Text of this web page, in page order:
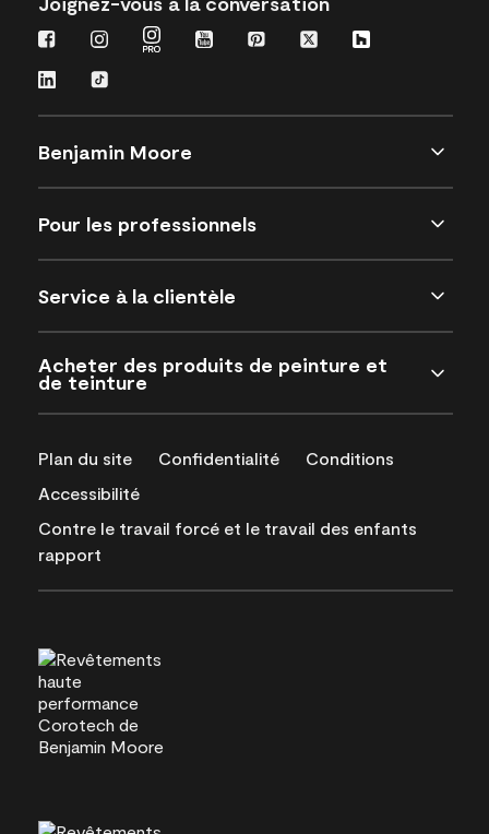
Benjamin Moore
Pour les professionnels
Service à la clientèle
Acheter des produits de peinture et
de teinture
Plan du site Confidentialité
Conditions
Accessibilité
Contre le travail forcé et le travail des enfants
rapport